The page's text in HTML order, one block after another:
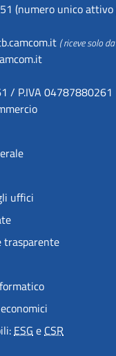
(numero unico
( riceve solo
/ P.IVA 04787880261
uffici
trasparente
ESGeCSR